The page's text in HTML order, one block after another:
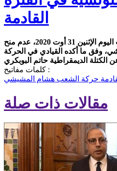
القادمة
زووم - قررت حركة الشعب اليوم الإثنين 31 أوت 2020، عدم منح
وفق ما أكده القيادي في الحركة
كلمات مفاتيح :
حركة الشعب هشام المشيشي
مقالات ذات صلة